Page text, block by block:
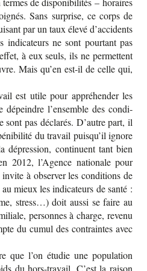
Sans sur­prise, ce corps de
par un taux élevé d’ac­ci­dents
indi­ca­teurs ne sont pour­tant pas
à eux seuls, ils ne per­mettent
Mais qu’en est-​il de celle qui,
est utile pour appré­hen­der les
l’en­semble des condi­
pas décla­rés. D’autre part, il
du tra­vail puis­qu’il ignore
dépres­sion, conti­nuent tant bien
2012, l’Agence natio­nale pour
à obser­ver les condi­tions de
mieux les indi­ca­teurs de santé :
stress…) doit aussi se faire au
per­sonnes à charge, revenu
du cumul des contraintes avec
que l’on étu­die une popu­la­tion
du hors-​travail. C’est la rai­son